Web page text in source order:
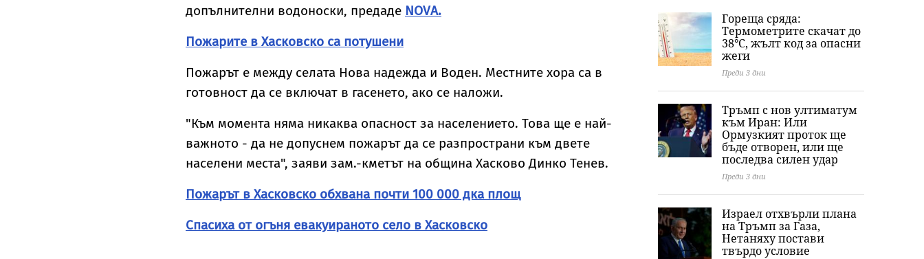
допълнителни водоноски, предаде NOVA.
Пожарите в Хасковско са потушени
Пожарът е между селата Нова надежда и Воден. Местните хора са в
готовност да се включат в гасенето, ако се наложи.
"Към момента няма никаква опасност за населението. Това ще е най-
важното - да не допуснем пожарът да се разпространи към двете
населени места", заяви зам.-кметът на община Хасково Динко Тенев.
Пожарът в Хасковско обхвана почти 100 000 дка площ
Спасиха от огъня евакуираното село в Хасковско
Гореща сряда:
Термометрите скачат до
38°C, жълт код за опасни
жеги
Преди 3 дни
Тръмп с нов ултиматум
към Иран: Или
Ормузкият проток ще
бъде отворен, или ще
последва силен удар
Преди 3 дни
Израел отхвърли плана
на Тръмп за Газа,
Нетаняху постави
твърдо условие